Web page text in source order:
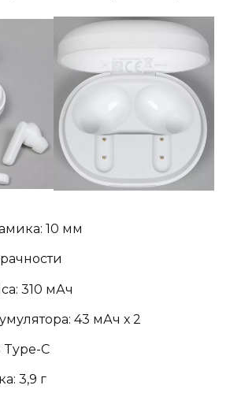
10 мм
310 мАч
43 мАч х 2
Type-C
3,9 г